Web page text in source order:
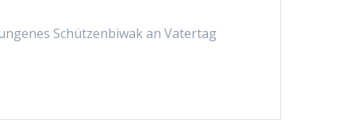
Schützenbiwak an Vatertag